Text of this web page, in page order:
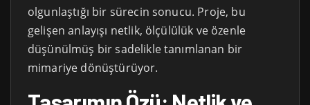
olgunlaştığı bir sürecin sonucu. Proje, bu
gelişen anlayışı netlik, ölçülülük ve özenle
düşünülmüş bir sadelikle tanımlanan bir
mimariye dönüştürüyor.